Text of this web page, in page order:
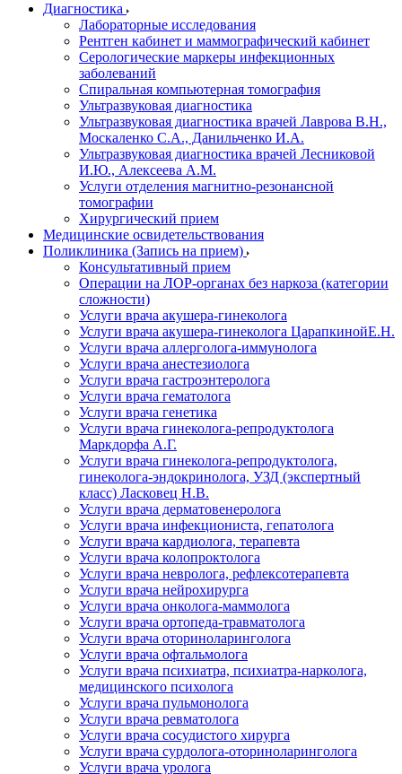
Диагностика
Лабораторные исследования
Рентген кабинет и маммографический кабинет
Серологические маркеры инфекционных
заболеваний
Спиральная компьютерная томография
Ультразвуковая диагностика
Ультразвуковая диагностика врачей Лаврова В.Н.,
Москаленко С.А., Данильченко И.А.
Ультразвуковая диагностика врачей Лесниковой
И.Ю., Алексеева А.М.
Услуги отделения магнитно-резонансной
томографии
Хирургический прием
Медицинские освидетельствования
Поликлиника (Запись на прием)
Консультативный прием
Операции на ЛОР-органах без наркоза (категории
сложности)
Услуги врача акушера-гинеколога
Услуги врача акушера-гинеколога ЦарапкинойЕ.Н.
Услуги врача аллерголога-иммунолога
Услуги врача анестезиолога
Услуги врача гастроэнтеролога
Услуги врача гематолога
Услуги врача генетика
Услуги врача гинеколога-репродуктолога
Маркдорфа А.Г.
Услуги врача гинеколога-репродуктолога,
гинеколога-эндокринолога, УЗД (экспертный
класс) Ласковец Н.В.
Услуги врача дерматовенеролога
Услуги врача инфекциониста, гепатолога
Услуги врача кардиолога, терапевта
Услуги врача колопроктолога
Услуги врача невролога, рефлексотерапевта
Услуги врача нейрохирурга
Услуги врача онколога-маммолога
Услуги врача ортопеда-травматолога
Услуги врача оториноларинголога
Услуги врача офтальмолога
Услуги врача психиатра, психиатра-нарколога,
медицинского психолога
Услуги врача пульмонолога
Услуги врача ревматолога
Услуги врача сосудистого хирурга
Услуги врача сурдолога-оториноларинголога
Услуги врача уролога